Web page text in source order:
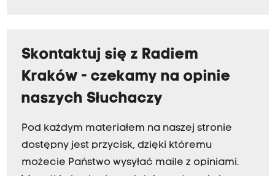
Skontaktuj się z Radiem
Kraków - czekamy na opinie
naszych Słuchaczy
Pod każdym materiałem na naszej stronie
dostępny jest przycisk, dzięki któremu
możecie Państwo wysyłać maile z opiniami.